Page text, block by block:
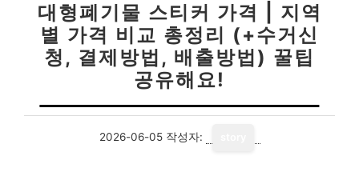
대형폐기물 스티커 가격 | 지역
별 가격 비교 총정리 (+수거신
청, 결제방법, 배출방법) 꿀팁
공유해요!
2026-06-05 작성자: